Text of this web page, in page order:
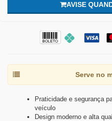
AVISE
Serve no
Praticidade e segurança
veículo
Design moderno e alta